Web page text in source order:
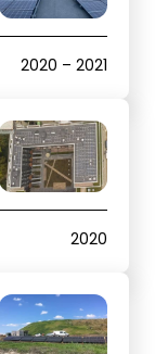
2020 – 2021
2020